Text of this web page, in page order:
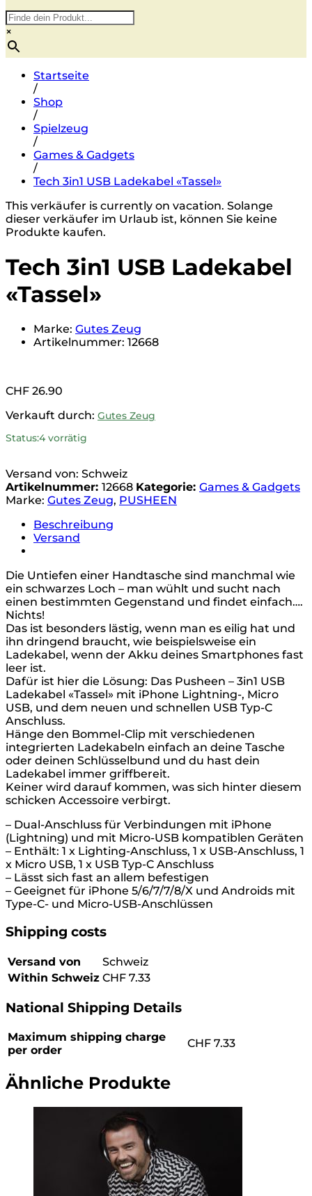
×
Startseite
/
Shop
/
Spielzeug
/
Games & Gadgets
/
Tech 3in1 USB Ladekabel «Tassel»
This verkäufer is currently on vacation. Solange
dieser verkäufer im Urlaub ist, können Sie keine
Produkte kaufen.
Tech 3in1 USB Ladekabel
«Tassel»
Marke: Gutes Zeug
Artikelnummer: 12668
CHF 26.90
Verkauft durch: Gutes Zeug
Status:4 vorrätig
Versand von: Schweiz
Artikelnummer: 12668 Kategorie: Games & Gadgets
Marke: Gutes Zeug, PUSHEEN
Beschreibung
Versand
Die Untiefen einer Handtasche sind manchmal wie
ein schwarzes Loch – man wühlt und sucht nach
einen bestimmten Gegenstand und findet einfach….
Nichts!
Das ist besonders lästig, wenn man es eilig hat und
ihn dringend braucht, wie beispielsweise ein
Ladekabel, wenn der Akku deines Smartphones fast
leer ist.
Dafür ist hier die Lösung: Das Pusheen – 3in1 USB
Ladekabel «Tassel» mit iPhone Lightning-, Micro
USB, und dem neuen und schnellen USB Typ-C
Anschluss.
Hänge den Bommel-Clip mit verschiedenen
integrierten Ladekabeln einfach an deine Tasche
oder deinen Schlüsselbund und du hast dein
Ladekabel immer griffbereit.
Keiner wird darauf kommen, was sich hinter diesem
schicken Accessoire verbirgt.
– Dual-Anschluss für Verbindungen mit iPhone
(Lightning) und mit Micro-USB kompatiblen Geräten
– Enthält: 1 x Lighting-Anschluss, 1 x USB-Anschluss, 1
x Micro USB, 1 x USB Typ-C Anschluss
– Lässt sich fast an allem befestigen
– Geeignet für iPhone 5/6/7/7/8/X und Androids mit
Type-C- und Micro-USB-Anschlüssen
Shipping costs
Versand von
Schweiz
Within Schweiz CHF 7.33
National Shipping Details
Maximum shipping charge
per order
CHF 7.33
Ähnliche Produkte